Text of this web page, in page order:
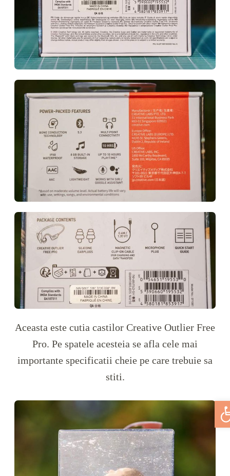
Aceasta este cutia castilor Creative Outlier Free
Pro. Pe spatele acesteia se afla cele mai
importante specificatii cheie pe care trebuie sa
stiti.